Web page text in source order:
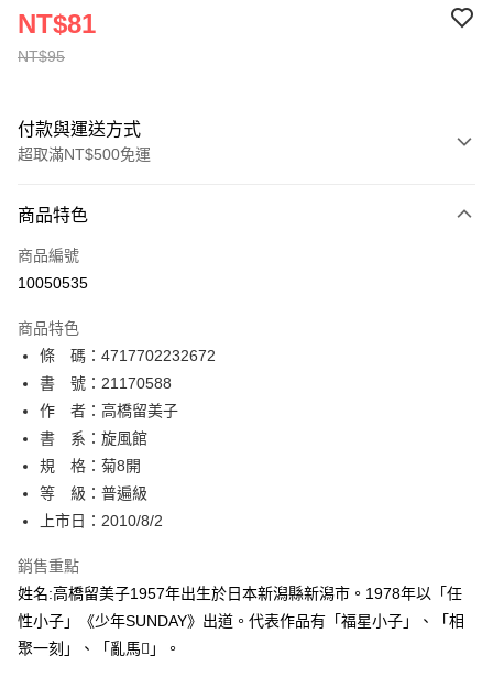
NT$95
NT$81
付款與運送方式
超取滿NT$500免運
信用卡一次付款
超商取貨付款
相關說明
【關於「AFTEE先享後付」】
AFTEE先享後付是「在收到商品之後才付款」的支付方式。 讓您購物簡單
便利好安心！
１．簡單：不需註冊會員、不需綁卡、不需儲值。
２．便利：只要手機號碼，簡訊認證，即可結帳。
３．安心：先確認商品／服務後，再付款。
【「AFTEE先享後付」結帳流程】
１．於結帳方式選擇「AFTEE先享後付」後，將跳轉至「AFTEE先享後付」
２．訂單成立數日內，您將收到繳費通知簡訊。
ATM／網路銀行／等多元方式進行付款，方視為交易完成。
※ 請注意：結帳手續完成當下不需立刻繳費，但若您需要取消訂單，請聯絡
購買商品的店家。未經商家同意取消之訂單仍視為有效，需透過AFTEE先享
後付繳納相關費用。
ATM付款
運送方式
全家取貨付款
每筆NT$80，滿NT$500(含以上)免運費
每筆NT$80，滿NT$500(含以上)免運費
每筆NT$80，滿NT$500(含以上)免運費
商品特色
商品編號
10050535
商品特色
條 碼：4717702232672
書 號：21170588
作 者：高橋留美子
書 系：旋風館
規 格：菊8開
等 級：普遍級
上市日：2010/8/2
銷售重點
姓名:高橋留美子1957年出生於日本新潟縣新潟市。1978年以「任
性小子」《少年SUNDAY》出道。代表作品有「福星小子」、「相
聚一刻」、「亂馬」。